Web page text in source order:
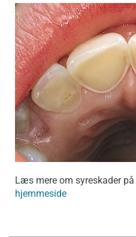
Læs mere om syreskader på
hjemmeside